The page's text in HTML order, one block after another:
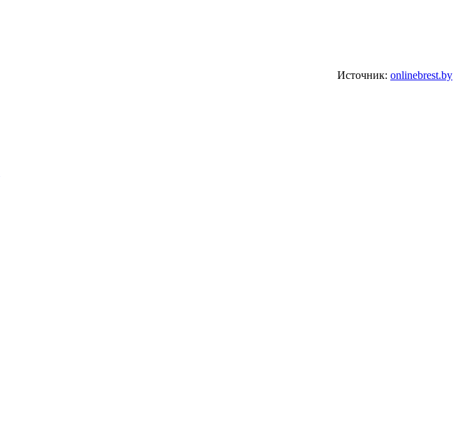
Источник: onlinebrest.by